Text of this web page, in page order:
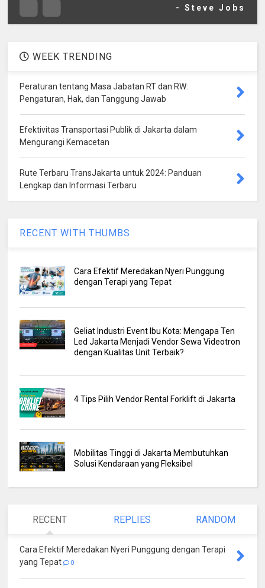
- Steve Jobs
WEEK TRENDING
Peraturan tentang Masa Jabatan RT dan RW:
Pengaturan, Hak, dan Tanggung Jawab
Efektivitas Transportasi Publik di Jakarta dalam
Mengurangi Kemacetan
Rute Terbaru TransJakarta untuk 2024: Panduan
Lengkap dan Informasi Terbaru
RECENT WITH THUMBS
Cara Efektif Meredakan Nyeri Punggung
dengan Terapi yang Tepat
Geliat Industri Event Ibu Kota: Mengapa Ten
Led Jakarta Menjadi Vendor Sewa Videotron
dengan Kualitas Unit Terbaik?
4 Tips Pilih Vendor Rental Forklift di Jakarta
Mobilitas Tinggi di Jakarta Membutuhkan
Solusi Kendaraan yang Fleksibel
RECENT REPLIES RANDOM
Cara Efektif Meredakan Nyeri Punggung dengan Terapi
yang Tepat
0